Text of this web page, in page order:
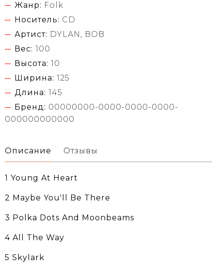
Жанр: Folk
Носитель: CD
Артист: DYLAN, BOB
Вес: 100
Высота: 10
Ширина: 125
Длина: 145
Бренд: 00000000-0000-0000-0000-
000000000000
Описание Отзывы
1 Young At Heart
2 Maybe You'll Be There
3 Polka Dots And Moonbeams
4 All The Way
5 Skylark